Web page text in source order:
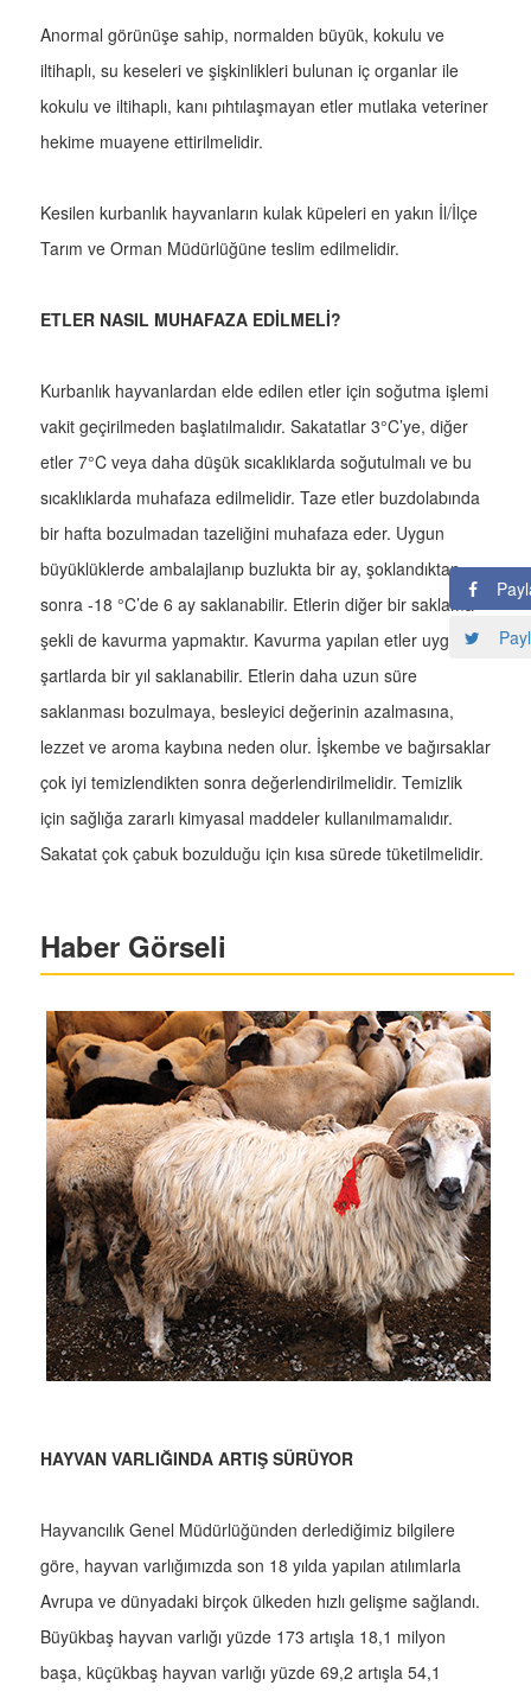
Anormal görünüşe sahip, normalden büyük, kokulu ve
iltihaplı, su keseleri ve şişkinlikleri bulunan iç organlar ile
kokulu ve iltihaplı, kanı pıhtılaşmayan etler mutlaka veteriner
hekime muayene ettirilmelidir.
Kesilen kurbanlık hayvanların kulak küpeleri en yakın İl/İlçe
Tarım ve Orman Müdürlüğüne teslim edilmelidir.
ETLER NASIL MUHAFAZA EDİLMELİ?
Kurbanlık hayvanlardan elde edilen etler için soğutma işlemi
vakit geçirilmeden başlatılmalıdır. Sakatatlar 3°C’ye, diğer
etler 7°C veya daha düşük sıcaklıklarda soğutulmalı ve bu
sıcaklıklarda muhafaza edilmelidir. Taze etler buzdolabında
bir hafta bozulmadan tazeliğini muhafaza eder. Uygun
büyüklüklerde ambalajlanıp buzlukta bir ay, şoklandıktan
sonra -18 °C’de 6 ay saklanabilir. Etlerin diğer bir saklama
şekli de kavurma yapmaktır. Kavurma yapılan etler uygun
şartlarda bir yıl saklanabilir. Etlerin daha uzun süre
saklanması bozulmaya, besleyici değerinin azalmasına,
lezzet ve aroma kaybına neden olur. İşkembe ve bağırsaklar
çok iyi temizlendikten sonra değerlendirilmelidir. Temizlik
için sağlığa zararlı kimyasal maddeler kullanılmamalıdır.
Sakatat çok çabuk bozulduğu için kısa sürede tüketilmelidir.
Haber Görseli
HAYVAN VARLIĞINDA ARTIŞ SÜRÜYOR
Hayvancılık Genel Müdürlüğünden derlediğimiz bilgilere
göre, hayvan varlığımızda son 18 yılda yapılan atılımlarla
Avrupa ve dünyadaki birçok ülkeden hızlı gelişme sağlandı.
Büyükbaş hayvan varlığı yüzde 173 artışla 18,1 milyon
başa, küçükbaş hayvan varlığı yüzde 69,2 artışla 54,1